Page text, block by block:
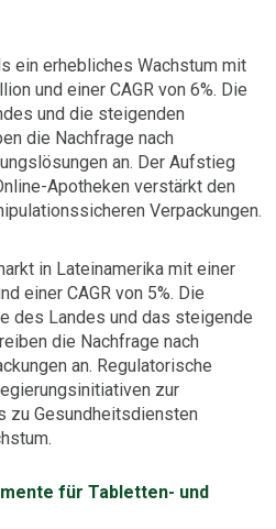
ein erhebliches Wachstum mit
und einer CAGR von 6%. Die
und die steigenden
die Nachfrage nach
an. Der Aufstieg
Apotheken verstärkt den
Verpackungen.
in Lateinamerika mit einer
einer CAGR von 5%. Die
des Landes und das steigende
die Nachfrage nach
an. Regulatorische
zur
zu Gesundheitsdiensten
für Tabletten- und